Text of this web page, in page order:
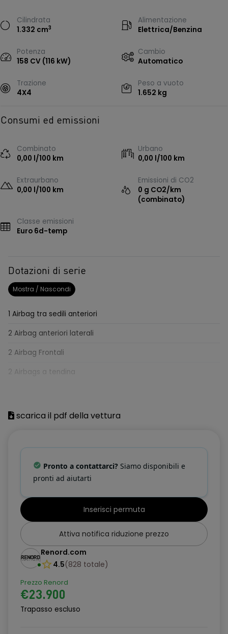
Cilindrata
1.332 cm3
Alimentazione
Elettrica/Benzina
Potenza
158 CV (116 kW)
Cambio
Automatico
Trazione
4X4
Peso a vuoto
1.652 kg
Consumi ed emissioni
Combinato
0,00 l/100 km
Urbano
0,00 l/100 km
Extraurbano
0,00 l/100 km
Emissioni di CO2
0 g CO2/km
(combinato)
Classe emissioni
Euro 6d-temp
Dotazioni di serie
Mostra / Nascondi
1 Airbag tra sedili anteriori
2 Airbag anteriori laterali
2 Airbag Frontali
2 Airbags a tendina
4 Maniglie ripiegabili
Alzacristalli elettrici 1 touch
Antenna Shark
Antifurto Perimetrale
Around View Monitor con rilevamento oggetti in movimento
Bagagliaio modulare
Blind Spot Intervention
Bluetooth (telefono e audio)
Bracciolo posteriore con portabicchieri
scarica il pdf della vettura
Pronto a contattarci? Siamo disponibili e
pronti ad aiutarti
Inserisci permuta
Attiva notifica riduzione prezzo
Renord.com
4.5(828 totale)
Prezzo Renord
€23.900
Trapasso escluso